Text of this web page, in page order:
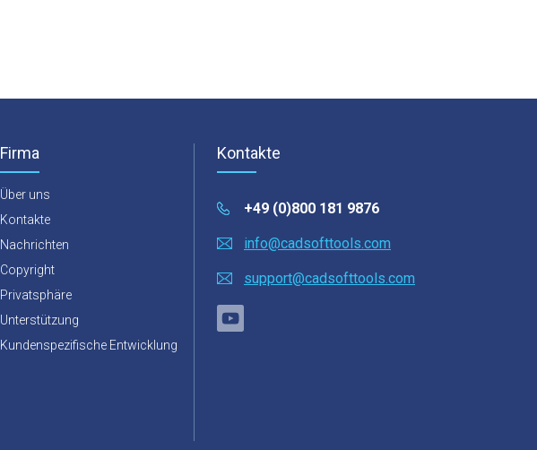
Firma
Über uns
Kontakte
Nachrichten
Copyright
Privatsphäre
Unterstützung
Kundenspezifische Entwicklung
Kontakte
+49 (0)800 181 9876
info@cadsofttools.com
support@cadsofttools.com